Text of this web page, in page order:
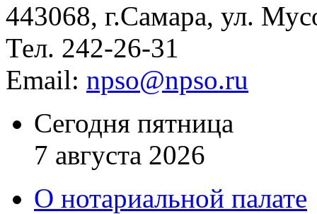
443068, г.Самара, ул.
Тел. 242-26-31
Email: npso@npso.ru
Сегодня пятница
7 августа 2026
О нотариальной палате